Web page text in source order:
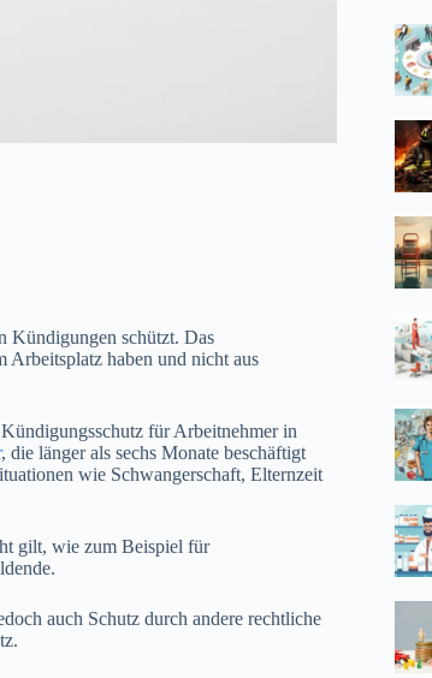
Kündigungen schützt. Das
Arbeitsplatz haben und nicht aus
für Arbeitnehmer in
, die länger als sechs Monate beschäftigt
wie Schwangerschaft, Elternzeit
gilt, wie zum Beispiel für
auch Schutz durch andere rechtliche